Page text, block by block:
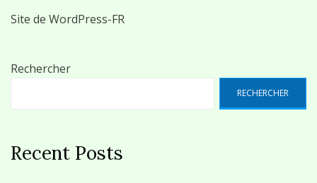
Site de WordPress-FR
Rechercher
RECHERCHER
Recent Posts